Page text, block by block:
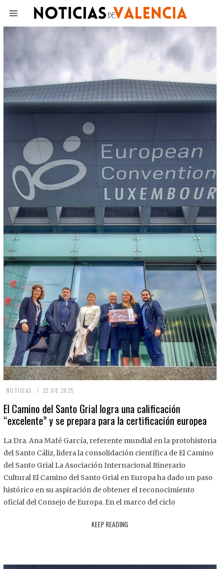
NOTICIAS 22.08.2025
.
8
2
2
El Camino del Santo Grial logra una calificación
“excelente” y se prepara para la certificación europea
La Dra. Ana Mafé García, referente mundial en la protohistoria
del Santo Cáliz, lidera la consolidación científica de El Camino
del Santo Grial La Asociación Internacional Itinerario
Cultural El Camino del Santo Grial en Europa ha dado un paso
histórico en su aspiración de obtener el reconocimiento
oficial del Consejo de Europa. En el marco del ciclo
KEEP READING